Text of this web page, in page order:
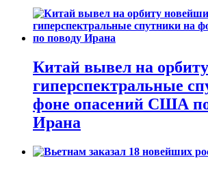
Китай вывел на
гиперспектральные
фоне опасений США
Ирана